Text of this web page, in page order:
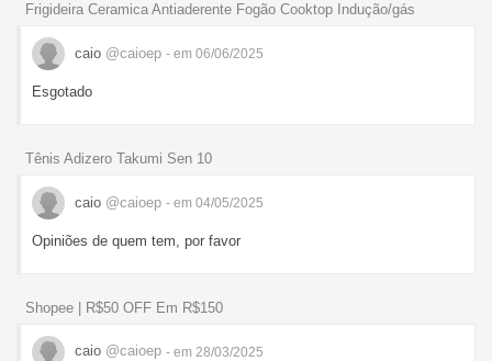
Frigideira Ceramica Antiaderente Fogão Cooktop Indução/gás
caio @caioep - em 06/06/2025
Esgotado
Tênis Adizero Takumi Sen 10
caio @caioep - em 04/05/2025
Opiniões de quem tem, por favor
Shopee | R$50 OFF Em R$150
caio @caioep - em 28/03/2025